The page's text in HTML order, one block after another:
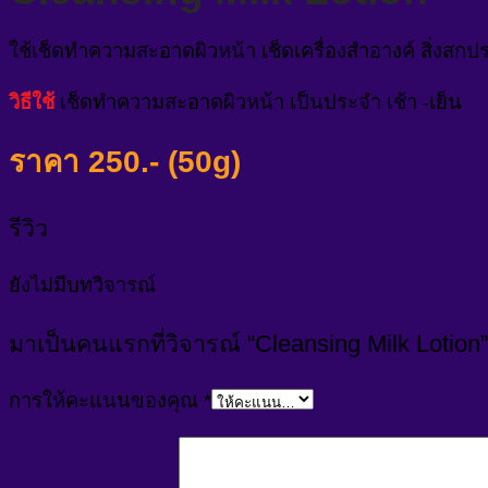
ใช้เช็ดทำความสะอาดผิวหน้า เช็ดเครื่องสำอางค์ สิ่งสก
วิธีใช้เช็ดทำความสะอาดผิวหน้า เป็นประจำ เช้า -เย็น
ราคา 250.- (50g)
รีวิว
ยังไม่มีบทวิจารณ์
มาเป็นคนแรกที่วิจารณ์ “Cleansing Milk Lotion”
การให้คะแนนของคุณ *